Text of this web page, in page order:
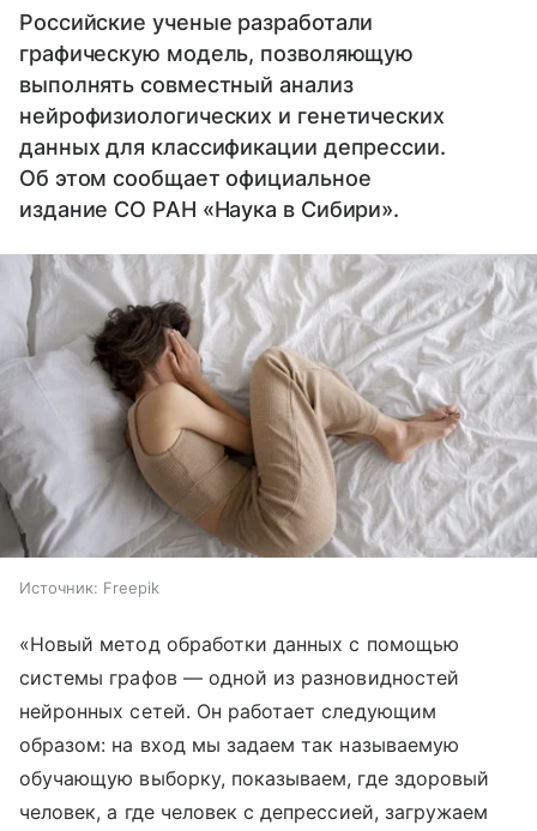
Российские ученые разработали
графическую модель, позволяющую
выполнять совместный анализ
нейрофизиологических и генетических
данных для классификации депрессии.
Об этом сообщает официальное
издание СО РАН «Наука в Сибири».
Источник: Freepik
«Новый метод обработки данных с помощью
системы графов — одной из разновидностей
нейронных сетей. Он работает следующим
образом: на вход мы задаем так называемую
обучающую выборку, показываем, где здоровый
человек, а где человек с депрессией, загружаем